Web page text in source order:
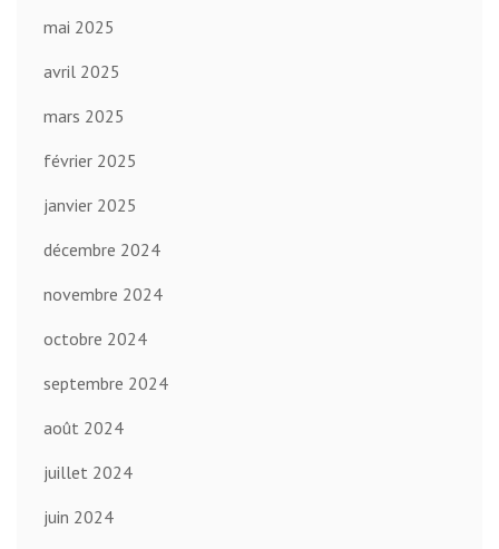
mai 2025
avril 2025
mars 2025
février 2025
janvier 2025
décembre 2024
novembre 2024
octobre 2024
septembre 2024
août 2024
juillet 2024
juin 2024